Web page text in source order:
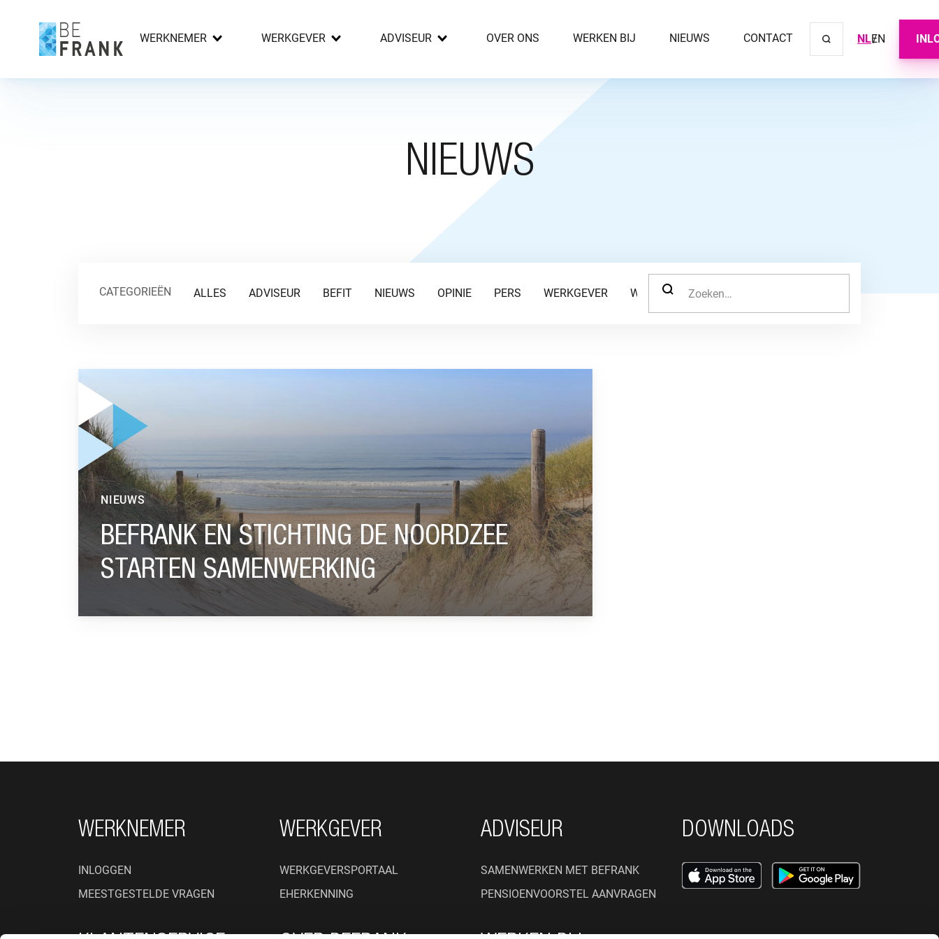
WERKNEMER WERKGEVER ADVISEUR OVER ONS WERKEN BIJ NIEUWS CONTACT NLEN
NIEUWS
CATEGORIEËN ALLES ADVISEUR BEFIT NIEUWS OPINIE PERS WERKGEVER WERKNEMER
ZOEK NAAR:
BEFRANK EN STICHTING DE NOORDZEE
STARTEN SAMENWERKING
NIEUWS
FOOTER NAVIGATIE
WERKNEMER
INLOGGEN
MEESTGESTELDE VRAGEN
WERKGEVER
WERKGEVERSPORTAAL
EHERKENNING
ADVISEUR
SAMENWERKEN MET BEFRANK
PENSIOENVOORSTEL AANVRAGEN
DOWNLOADS
Sluit